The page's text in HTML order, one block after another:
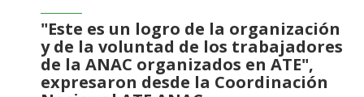
"Este es un logro de la organización
y de la voluntad de los trabajadores
de la ANAC organizados en ATE",
expresaron desde la Coordinación